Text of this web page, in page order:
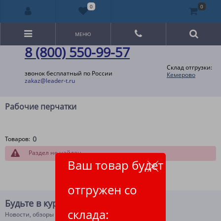
8 (800) 550-99-57
звонок бесплатный по России
zakaz@leader-t.ru
Склад отгрузки:
Кемерово
Ваш товар будет
отгружен со
склада:
МЕНЮ
Рабочие перчатки
Товаров: 0
Раздел не найден
Будьте в курсе!
Новости, обзоры и акции
0 0